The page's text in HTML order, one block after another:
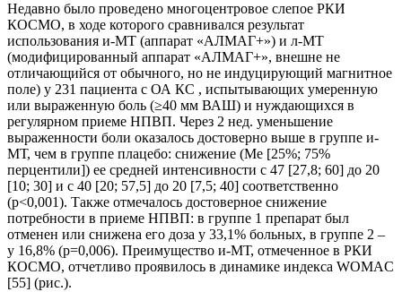
Недавно было проведено многоцентровое слепое РКИ
КОСМО, в ходе которого сравнивался результат
использования и-МТ (аппарат «АЛМАГ+») и л-МТ
(модифицированный аппарат «АЛМАГ+», внешне не
отличающийся от обычного, но не индуцирующий магнитное
поле) у 231 пациента с ОА КС , испытывающих умеренную
или выраженную боль (≥40 мм ВАШ) и нуждающихся в
регулярном приеме НПВП. Через 2 нед. уменьшение
выраженности боли оказалось достоверно выше в группе и-
МТ, чем в группе плацебо: снижение (Ме [25%; 75%
перцентили]) ее средней интенсивности с 47 [27,8; 60] до 20
[10; 30] и с 40 [20; 57,5] до 20 [7,5; 40] соответственно
(p<0,001). Также отмечалось достоверное снижение
потребности в приеме НПВП: в группе 1 препарат был
отменен или снижена его доза у 33,1% больных, в группе 2 –
у 16,8% (р=0,006). Преимущество и-МТ, отмеченное в РКИ
КОСМО, отчетливо проявилось в динамике индекса WOMAC
[55] (рис.).